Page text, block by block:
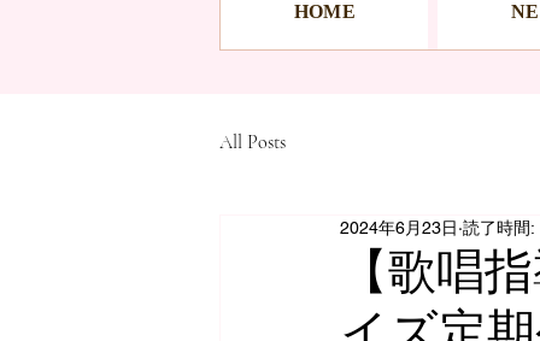
HOME
All Posts
【歌唱
2024年6月23日 読了時間: